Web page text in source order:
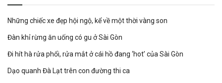
Những chiếc xe đẹp hội ngộ, kể về một thời vàng son
Đàn khỉ rừng ăn uống có gu ở Sài Gòn
Đi hít hà rửa phổi, rửa mắt ở cái hồ đang ‘hot’ của Sài Gòn
Dạo quanh Đà Lạt trên con đường thi ca